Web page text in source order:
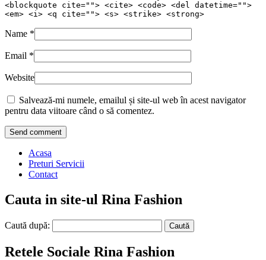
<blockquote cite=""> <cite> <code> <del datetime="">
<em> <i> <q cite=""> <s> <strike> <strong>
Name *
Email *
Website
Salvează-mi numele, emailul și site-ul web în acest navigator
pentru data viitoare când o să comentez.
Acasa
Preturi Servicii
Contact
Cauta in site-ul Rina Fashion
Caută după:
Retele Sociale Rina Fashion